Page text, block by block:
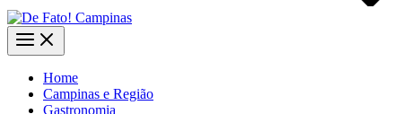
Home
Campinas e Região
Gastronomia